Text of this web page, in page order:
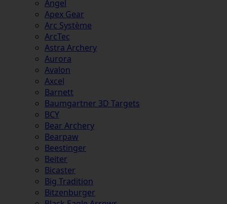
Angel
Apex Gear
Arc Système
ArcTec
Astra Archery
Aurora
Avalon
Axcel
Barnett
Baumgartner 3D Targets
BCY
Bear Archery
Bearpaw
Beestinger
Beiter
Bicaster
Big Tradition
Bitzenburger